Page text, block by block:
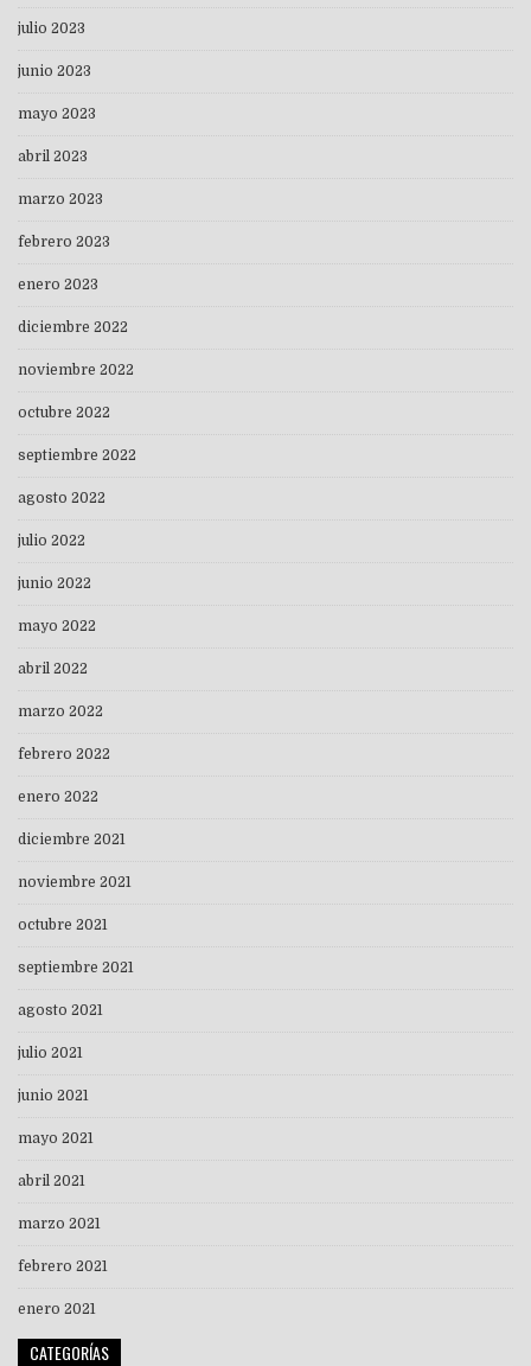
julio 2023
junio 2023
mayo 2023
abril 2023
marzo 2023
febrero 2023
enero 2023
diciembre 2022
noviembre 2022
octubre 2022
septiembre 2022
agosto 2022
julio 2022
junio 2022
mayo 2022
abril 2022
marzo 2022
febrero 2022
enero 2022
diciembre 2021
noviembre 2021
octubre 2021
septiembre 2021
agosto 2021
julio 2021
junio 2021
mayo 2021
abril 2021
marzo 2021
febrero 2021
enero 2021
CATEGORÍAS